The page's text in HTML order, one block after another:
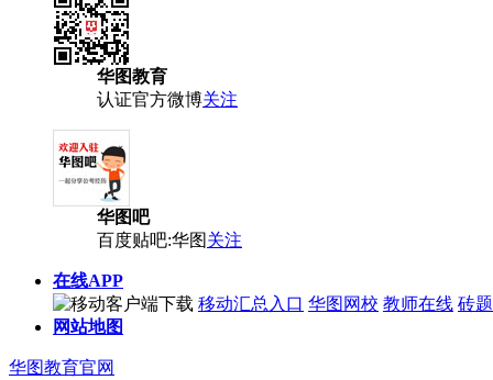
华图教育
认证官方微博关注
华图吧
百度贴吧:华图关注
在线APP
移动汇总入口 华图网校 教师在线 砖
网站地图
华图教育官网